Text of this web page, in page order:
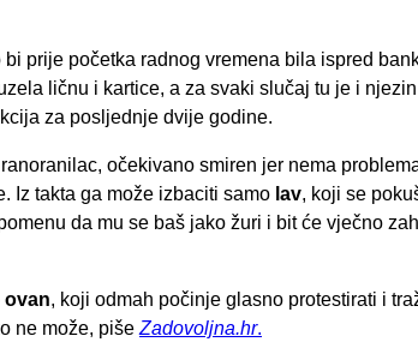
bi prije početka radnog vremena bila ispred
ličnu i kartice, a za svaki slučaj tu je i
za posljednje dvije godine.
očekivano smiren jer nema
Iz takta ga može izbaciti samo lav, koji se
da mu se baš jako žuri i bit će vječno
ovan, koji odmah počinje glasno protestirati i
ne može, piše Zadovoljna.hr.